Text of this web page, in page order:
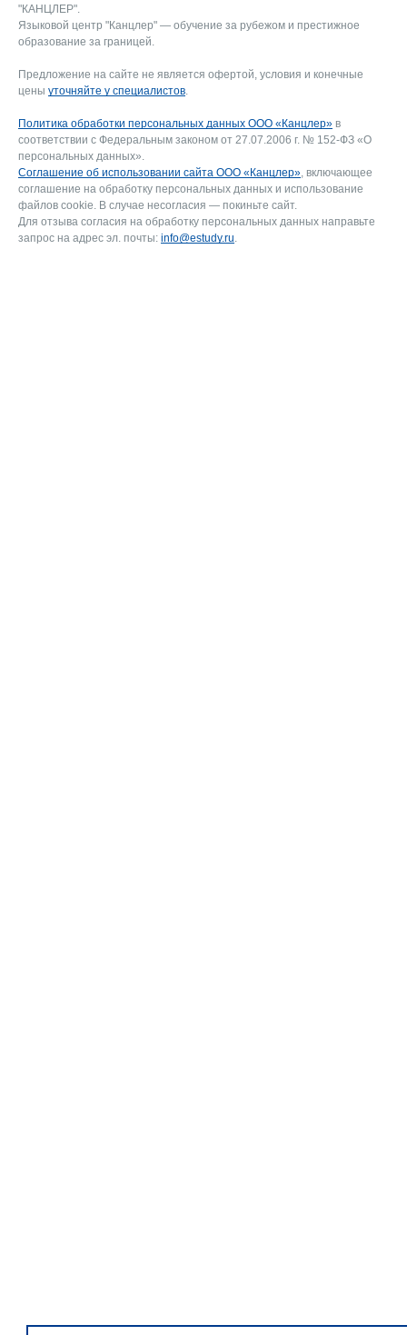
"КАНЦЛЕР".
Языковой центр "Канцлер" — обучение за рубежом и престижное
образование за границей.
Предложение на сайте не является офертой, условия и конечные
цены уточняйте у специалистов
Политика обработки персональных данных ООО «Канцлер» в
соответствии с Федеральным законом от 27.07.2006 г. № 152-ФЗ «О
персональных данных».
Соглашение об использовании сайта ООО «Канцлер» , включающее
соглашение на обработку персональных данных и использование
файлов cookie. В случае несогласия — покиньте сайт.
Для отзыва согласия на обработку персональных данных направьте
запрос на адрес эл. почты: info@estudy.ru